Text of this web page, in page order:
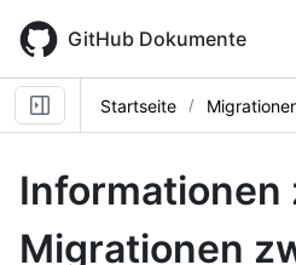
main
content
GitHub Dokumente
Startseite
Informationen
Migrationen